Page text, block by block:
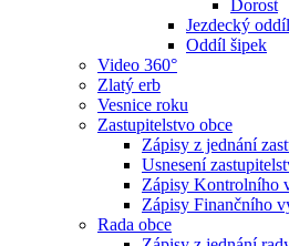
Dorost
Jezdecký oddíl
Oddíl šipek
Video 360°
Zlatý erb
Vesnice roku
Zastupitelstvo obce
Zápisy z jednání
Usnesení
Zápisy Kontrolního
Zápisy Finančního
Rada obce